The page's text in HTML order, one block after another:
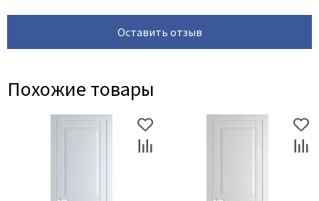
Оставить отзыв
Похожие товары